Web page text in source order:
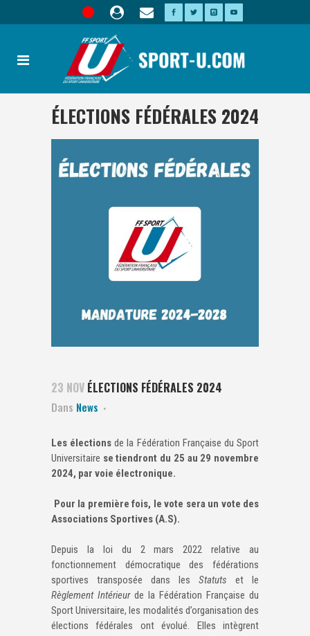
ÉLECTIONS FÉDÉRALES 2024
23 NOV ÉLECTIONS FÉDÉRALES 2024
Dans News
Les électionsde la Fédération Française du Sport
Universitaire se tiendront du 25 au 29 novembre
2024, par voie électronique.
Pour la première fois, le vote sera un vote des
Associations Sportives (A.S).
Depuis la loi du 2 mars 2022 relative au
fonctionnement démocratique des fédérations
sportives transposée dans les Statuts et le
Règlement Intérieurde la Fédération Française du
Sport Universitaire, les modalités d’organisation des
élections fédérales ont évolué. Elles intègrent